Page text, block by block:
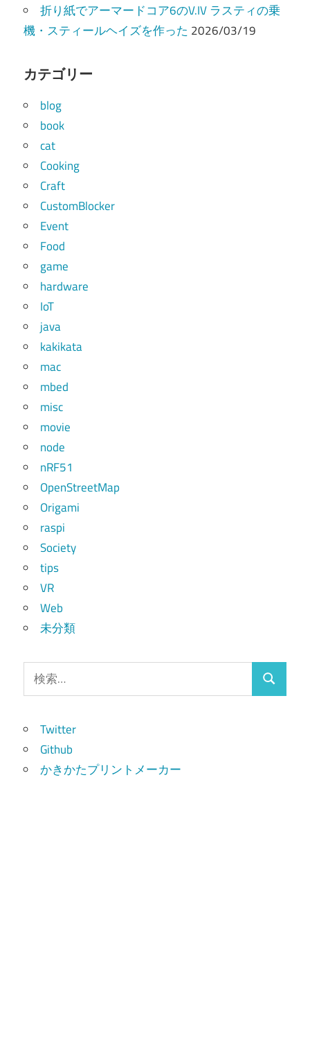
折り紙でアーマードコア6のV.IV ラスティの乗
機・スティールヘイズを作った 2026/03/19
カテゴリー
blog
book
cat
Cooking
Craft
CustomBlocker
Event
Food
game
hardware
IoT
java
kakikata
mac
mbed
misc
movie
node
nRF51
OpenStreetMap
Origami
raspi
Society
tips
VR
Web
未分類
索:
検
Twitter
Github
かきかたプリントメーカー